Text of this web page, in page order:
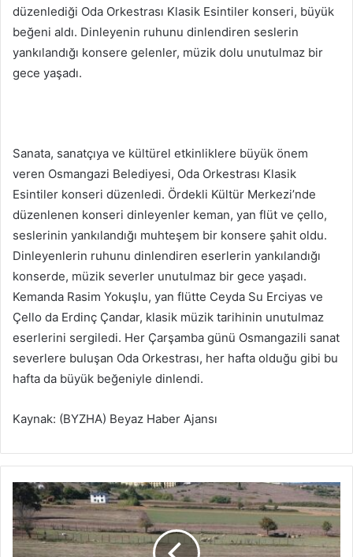
düzenlediği Oda Orkestrası Klasik Esintiler konseri, büyük
beğeni aldı. Dinleyenin ruhunu dinlendiren seslerin
yankılandığı konsere gelenler, müzik dolu unutulmaz bir
gece yaşadı.
Sanata, sanatçıya ve kültürel etkinliklere büyük önem
veren Osmangazi Belediyesi, Oda Orkestrası Klasik
Esintiler konseri düzenledi. Ördekli Kültür Merkezi’nde
düzenlenen konseri dinleyenler keman, yan flüt ve çello,
seslerinin yankılandığı muhteşem bir konsere şahit oldu.
Dinleyenlerin ruhunu dinlendiren eserlerin yankılandığı
konserde, müzik severler unutulmaz bir gece yaşadı.
Kemanda Rasim Yokuşlu, yan flütte Ceyda Su Erciyas ve
Çello da Erdinç Çandar, klasik müzik tarihinin unutulmaz
eserlerini sergiledi. Her Çarşamba günü Osmangazili sanat
severlere buluşan Oda Orkestrası, her hafta olduğu gibi bu
hafta da büyük beğeniyle dinlendi.
Kaynak: (BYZHA) Beyaz Haber Ajansı
K
a
n
d